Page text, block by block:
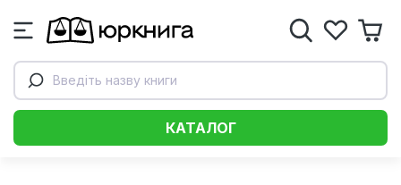
Введіть назву книги
КАТАЛОГ